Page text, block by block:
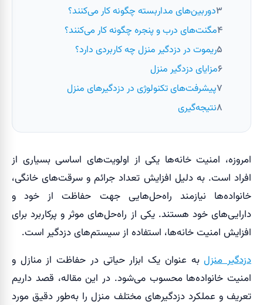
دوربین‌های مداربسته چگونه کار می‌کنند؟
مگنت‌های درب و پنجره چگونه کار می‌کنند؟
ریموت در دزدگیر منزل چه کاربردی دارد؟
مزایای دزدگیر منزل
پیشرفت‌های تکنولوژی در دزدگیرهای منزل
نتیجه‌گیری
امروزه، امنیت خانه‌ها یکی از اولویت‌های اساسی بسیاری از
افراد است. به دلیل افزایش تعداد جرائم و سرقت‌های خانگی،
خانواده‌ها نیازمند راه‌حل‌هایی جهت حفاظت از خود و
دارایی‌های خود هستند. یکی از راه‌حل‌های موثر و پرکاربرد برای
افزایش امنیت خانه‌ها، استفاده از سیستم‌های دزدگیر است.
دزدگیر منزلبه عنوان یک ابزار حیاتی در حفاظت از منازل و
امنیت خانواده‌ها محسوب می‌شود. در این مقاله، قصد داریم
تعریف و عملکرد دزدگیرهای مختلف منزل را به‌طور دقیق مورد